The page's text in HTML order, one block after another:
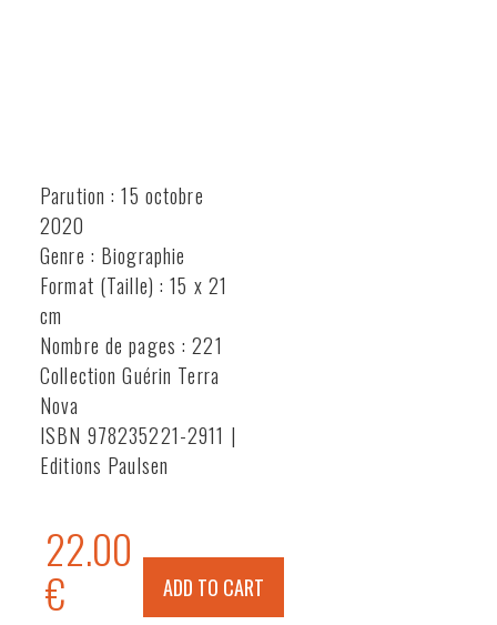
Parution : 15 octobre
2020
Genre : Biographie
Format (Taille) : 15 x 21
cm
Nombre de pages : 221
Collection Guérin Terra
Nova
ISBN 978235221-2911 |
Editions Paulsen
22.00
€ ADD TO CART